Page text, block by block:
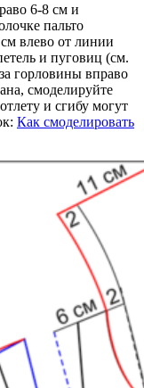
6-8 см и
пальто
влево от линии
и пуговиц (см.
горловины вправо
смоделируйте
и сгибу могут
Как смоделировать